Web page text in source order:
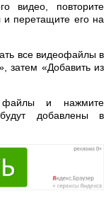
видео, повторите
перетащите его на
все видеофайлы в
затем «Добавить из
файлы и нажмите
добавлены в